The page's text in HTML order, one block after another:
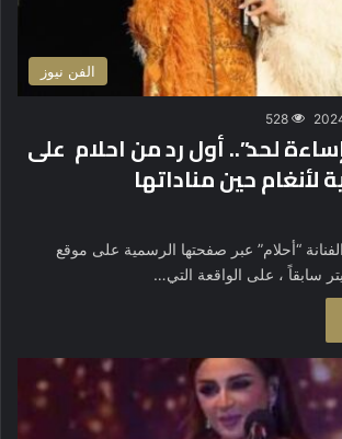
الفن نيوز
528
لحد”.. أول رد من احلام على
لأنغام حين مناداتها
“أحلام” عبر صفحتها الرسمية على موقع
سابقاً ، على الواقعة التي…